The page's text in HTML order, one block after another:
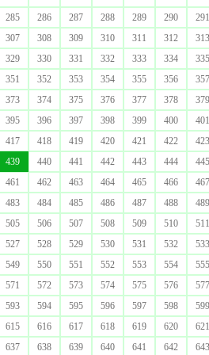
285 286 287 288 289 290
291
307 308 309 310 311 312
313
329 330 331 332 333 334
335
351 352 353 354 355 356
357
373 374 375 376 377 378
379
395 396 397 398 399 400
401
417 418 419 420 421 422
423
439 440 441 442 443 444
445
461 462 463 464 465 466
467
483 484 485 486 487 488
489
505 506 507 508 509 510
511
527 528 529 530 531 532
533
549 550 551 552 553 554
555
571 572 573 574 575 576
577
593 594 595 596 597 598
599
615 616 617 618 619 620
621
637 638 639 640 641 642 643